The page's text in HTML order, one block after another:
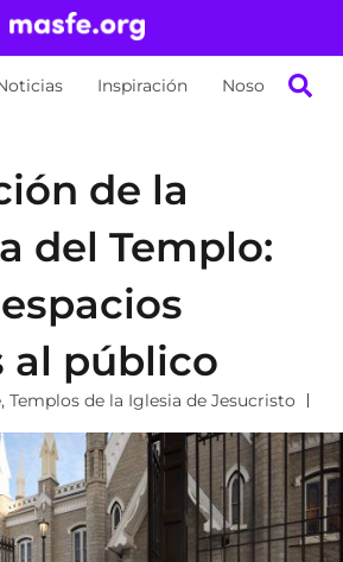
Inspiración Nosotros
de la
del Templo:
al público
, Templos de la Iglesia de Jesucristo